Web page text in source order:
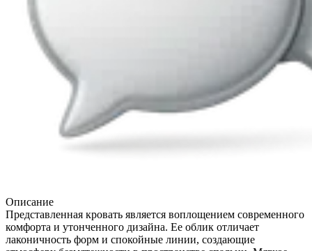
Описание
Представленная кровать является воплощением современного
комфорта и утонченного дизайна. Ее облик отличает
лаконичность форм и спокойные линии, создающие